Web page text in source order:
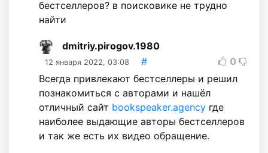
бестселлеров? в поисковике не трудно
найти
dmitriy.pirogov.1980
12 января 2022, 03:08 #
0
Всегда привлекают бестселлеры и решил
познакомиться с авторами и нашёл
отличный сайт bookspeaker.agency где
наиболее выдающие авторы бестселлеров
и так же есть их видео обращение.